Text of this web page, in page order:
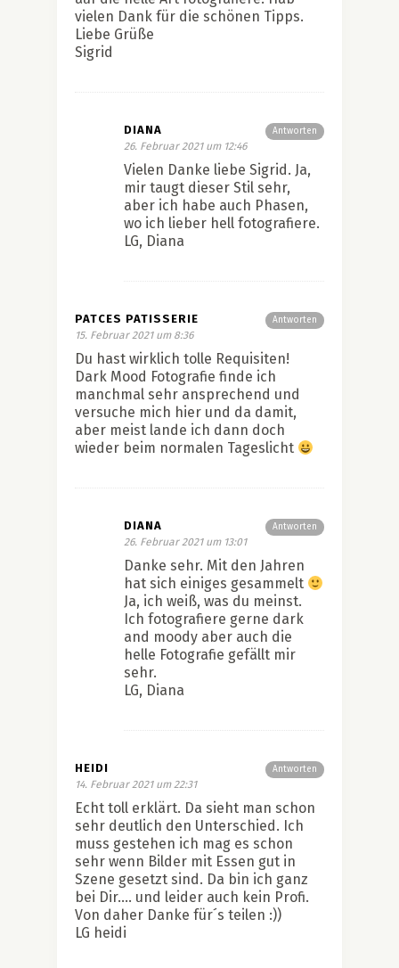
vielen Dank für die schönen Tipps.
Liebe Grüße
Sigrid
Antworten
DIANA
26. Februar 2021 um 12:46
Vielen Danke liebe Sigrid. Ja,
mir taugt dieser Stil sehr,
aber ich habe auch Phasen,
wo ich lieber hell fotografiere.
LG, Diana
Antworten
PATCES PATISSERIE
15. Februar 2021 um 8:36
Du hast wirklich tolle Requisiten!
Dark Mood Fotografie finde ich
manchmal sehr ansprechend und
versuche mich hier und da damit,
aber meist lande ich dann doch
wieder beim normalen Tageslicht
Antworten
DIANA
26. Februar 2021 um 13:01
Danke sehr. Mit den Jahren
hat sich einiges gesammelt
Ja, ich weiß, was du meinst.
Ich fotografiere gerne dark
and moody aber auch die
helle Fotografie gefällt mir
sehr.
LG, Diana
Antworten
HEIDI
14. Februar 2021 um 22:31
Echt toll erklärt. Da sieht man schon
sehr deutlich den Unterschied. Ich
muss gestehen ich mag es schon
sehr wenn Bilder mit Essen gut in
Szene gesetzt sind. Da bin ich ganz
bei Dir…. und leider auch kein Profi.
Von daher Danke für´s teilen :))
LG heidi